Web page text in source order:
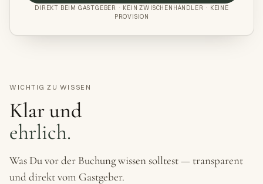
DIREKT BEIM GASTGEBER · KEIN ZWISCHENHÄNDLER · KEINE
PROVISION
WICHTIG ZU WISSEN
Klar und
ehrlich.
Was Du vor der Buchung wissen solltest — transparent
und direkt vom Gastgeber.